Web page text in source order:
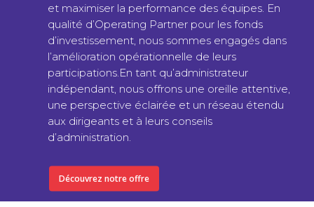
et maximiser la performance des équipes. En
qualité d’Operating Partner pour les fonds
d’investissement, nous sommes engagés dans
l’amélioration opérationnelle de leurs
participations.En tant qu’administrateur
indépendant, nous offrons une oreille attentive,
une perspective éclairée et un réseau étendu
aux dirigeants et à leurs conseils
d’administration.
Découvrez notre offre